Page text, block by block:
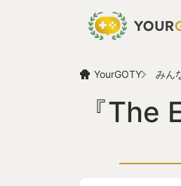
YourGOTY みん
『